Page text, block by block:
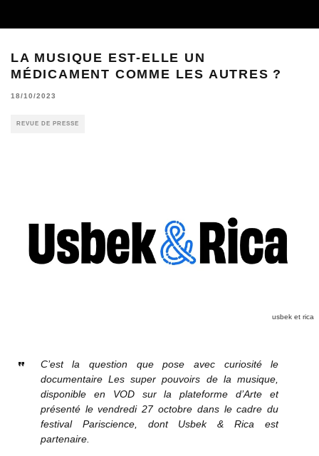
LA MUSIQUE EST-ELLE UN
MÉDICAMENT COMME LES AUTRES ?
18/10/2023
REVUE DE PRESSE
usbek et rica
C’est la question que pose avec curiosité le
documentaire Les super pouvoirs de la musique,
disponible en VOD sur la plateforme d’Arte et
présenté le vendredi 27 octobre dans le cadre du
festival Pariscience, dont Usbek & Rica est
partenaire.